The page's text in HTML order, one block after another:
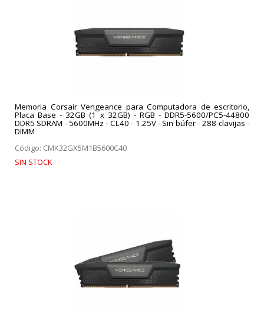
Memoria Corsair Vengeance para Computadora de escritorio,
Placa Base - 32GB (1 x 32GB) - RGB - DDR5-5600/PC5-44800
DDR5 SDRAM - 5600MHz - CL40 - 1.25V - Sin búfer - 288-clavijas -
DIMM
Código: CMK32GX5M1B5600C40
SIN STOCK